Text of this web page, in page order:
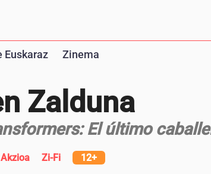
Euskaraz Zinema
Zalduna
El último
Akzioa Zi-Fi 12+